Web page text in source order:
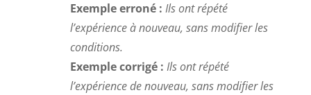
Exemple erroné : Ils ont répété
l’expérience à nouveau, sans modifier les
conditions.
Exemple corrigé : Ils ont répété
l’expérience de nouveau, sans modifier les